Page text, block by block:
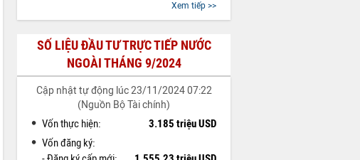
Xem tiếp >>
SỐ LIỆU ĐẦU TƯ TRỰC TIẾP NƯỚC
NGOÀI THÁNG 9/2024
Cập nhật tự động lúc 23/11/2024 07:22
(Nguồn Bộ Tài chính)
Vốn thực hiện:
3.185 triệu USD
Vốn đăng ký: